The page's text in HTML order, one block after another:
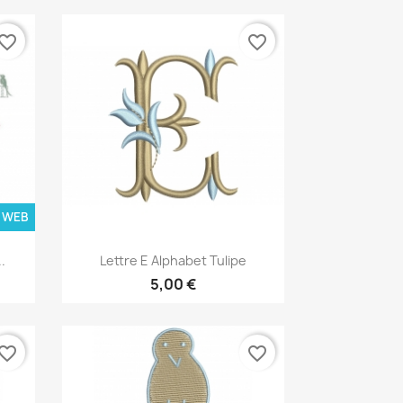
Aperçu rapide
Lettre E Alphabet Tulipe
5,00 €
favorite_border
favorite_border